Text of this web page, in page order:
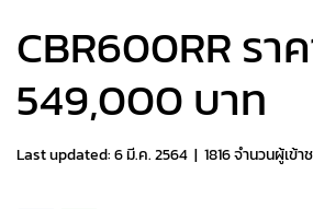
CBR600RR รา
549,000 บาท
Last updated: 6 มี.ค. 2564 | 1816 จำนวนผู้เข้า